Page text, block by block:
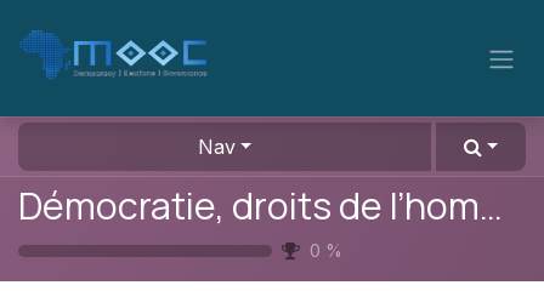
Nav
Démocratie, droits de l’homme et genre
0 %